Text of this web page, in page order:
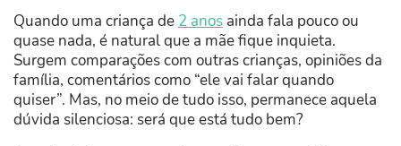
Quando uma criança de 2 anos ainda fala pouco ou
quase nada, é natural que a mãe fique inquieta.
Surgem comparações com outras crianças, opiniões da
família, comentários como “ele vai falar quando
quiser”. Mas, no meio de tudo isso, permanece aquela
dúvida silenciosa: será que está tudo bem?